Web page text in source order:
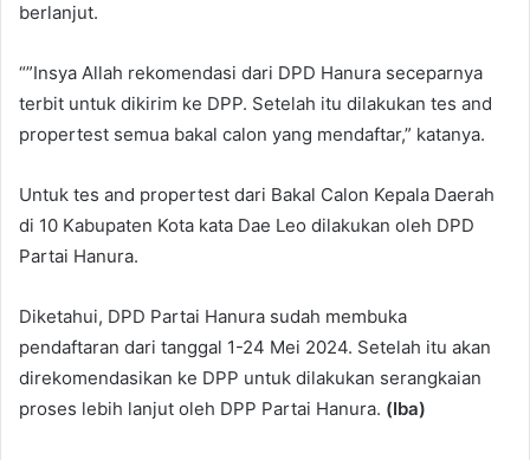
berlanjut.
“”Insya Allah rekomendasi dari DPD Hanura seceparnya
terbit untuk dikirim ke DPP. Setelah itu dilakukan tes and
propertest semua bakal calon yang mendaftar,” katanya.
Untuk tes and propertest dari Bakal Calon Kepala Daerah
di 10 Kabupaten Kota kata Dae Leo dilakukan oleh DPD
Partai Hanura.
Diketahui, DPD Partai Hanura sudah membuka
pendaftaran dari tanggal 1-24 Mei 2024. Setelah itu akan
direkomendasikan ke DPP untuk dilakukan serangkaian
proses lebih lanjut oleh DPP Partai Hanura. (Iba)